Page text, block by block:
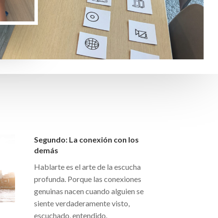
Segundo: La conexión con los
demás
Hablarte es el arte de la escucha
profunda. Porque las conexiones
genuinas nacen cuando alguien se
siente verdaderamente visto,
escuchado, entendido.